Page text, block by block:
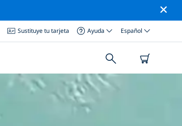
Sustituye tu tarjeta Ayuda Español